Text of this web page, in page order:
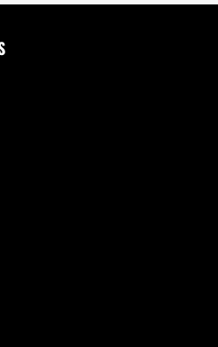
es la tripolar.
Es ideal para desminuir
el colágeno y la